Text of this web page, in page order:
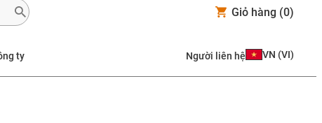
Giỏ hàng (0)
ty Người liên hệ VN (VI)